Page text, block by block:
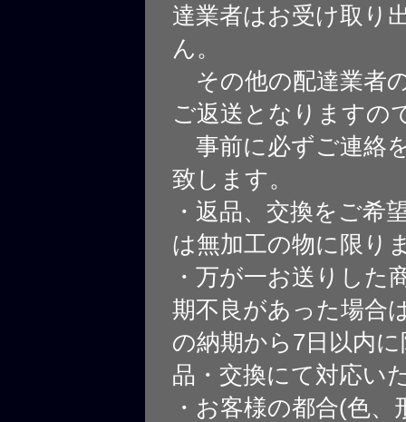
達業者はお受け取り
ん。
その他の配達業者
ご返送となりますの
事前に必ずご連絡
致します。
・返品、交換をご希
は無加工の物に限り
・万が一お送りした
期不良があった場合
の納期から7日以内
品・交換にて対応い
・お客様の都合(色、